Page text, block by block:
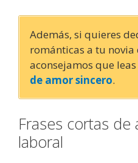
Además, si quieres
románticas a tu novia
aconsejamos que leas
de amor sincero.
Frases cortas de
laboral